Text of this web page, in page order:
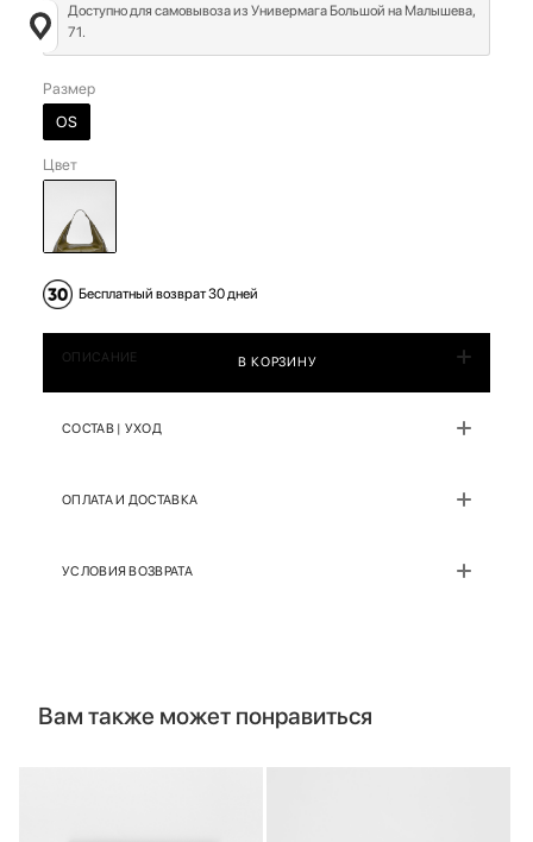
Доступно для самовывоза из Универмага Большой на Малышева,
71.
Размер
OS
Цвет
Бесплатный возврат 30 дней
В КОРЗИНУ
ОПИСАНИЕ
СОСТАВ | УХОД
ОПЛАТА И ДОСТАВКА
УСЛОВИЯ ВОЗВРАТА
Вам также может понравиться